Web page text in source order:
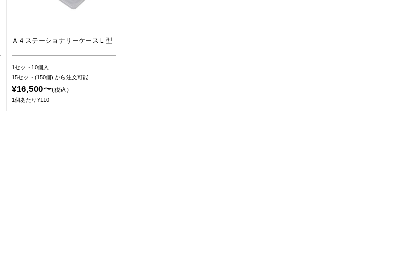
Ａ４ステーショナリーケースＬ型
1セット10個入
15セット(150個)から注文可能
¥16,500〜(税込)
1個あたり¥110